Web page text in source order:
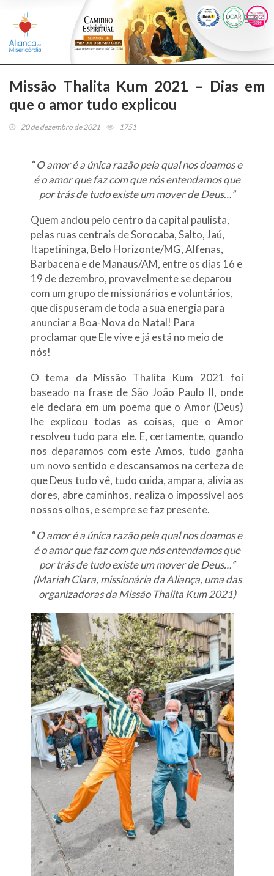
Missão Thalita Kum 2021 – Dias em
que o amor tudo explicou
20 de dezembro de 2021 1751
“O amor é a única razão pela qual nos doamos e
é o amor que faz com que nós entendamos que
por trás de tudo existe um mover de Deus…”
Quem andou pelo centro da capital paulista,
pelas ruas centrais de Sorocaba, Salto, Jaú,
Itapetininga, Belo Horizonte/MG, Alfenas,
Barbacena e de Manaus/AM, entre os dias 16 e
19 de dezembro, provavelmente se deparou
com um grupo de missionários e voluntários,
que dispuseram de toda a sua energia para
anunciar a Boa-Nova do Natal! Para
proclamar que Ele vive e já está no meio de
nós!
O tema da Missão Thalita Kum 2021 foi
baseado na frase de São João Paulo II, onde
ele declara em um poema que o Amor (Deus)
lhe explicou todas as coisas, que o Amor
resolveu tudo para ele. E, certamente, quando
nos deparamos com este Amos, tudo ganha
um novo sentido e descansamos na certeza de
que Deus tudo vê, tudo cuida, ampara, alivia as
dores, abre caminhos, realiza o impossível aos
nossos olhos, e sempre se faz presente.
“O amor é a única razão pela qual nos doamos e
é o amor que faz com que nós entendamos que
por trás de tudo existe um mover de Deus…”
(Mariah Clara, missionária da Aliança, uma das
organizadoras da Missão Thalita Kum 2021)